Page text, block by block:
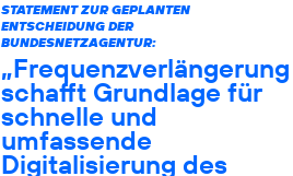
STATEMENT ZUR GEPLANTEN
ENTSCHEIDUNG DER
BUNDESNETZAGENTUR:
„Frequenzverlängerung
schafft Grundlage für
schnelle und
umfassende
Digitalisierung des